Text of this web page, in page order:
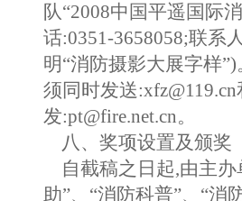
队“2008中国平遥国际
话:0351-3658058;联系
明“消防摄影大展字样
须同时发送:xfz@119.cn
发:pt@fire.net.cn。
八、奖项设置及颁奖
自截稿之日起,由主办
助”、“消防科普”、“消